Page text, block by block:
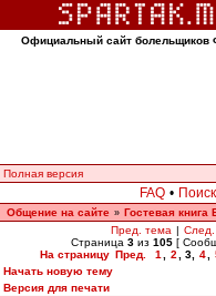
Официальный сайт болельщиков
Полная версия
FAQ • Поиск
Общение на сайте » Гостевая книга
Пред. тема | След.
Страница 3из 105[
На страницу Пред. 1 2 3, 4
Начать новую тему
Версия для печати